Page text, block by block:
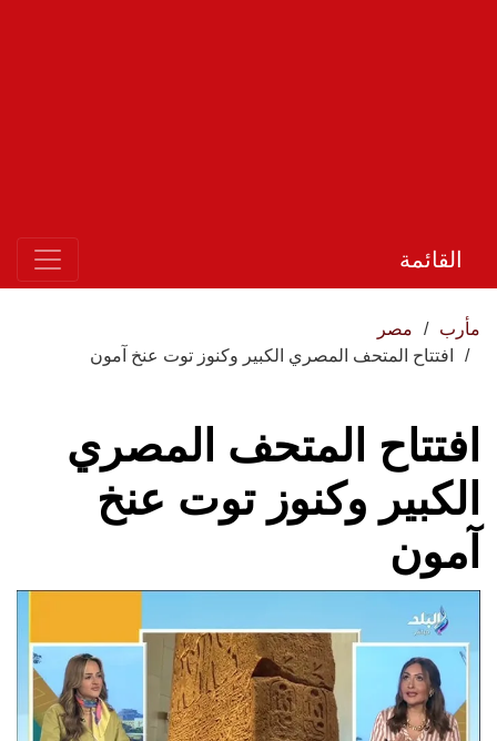
القائمة
مأرب
مصر
افتتاح المتحف المصري الكبير وكنوز توت عنخ آمون
افتتاح المتحف المصري
الكبير وكنوز توت عنخ
آمون